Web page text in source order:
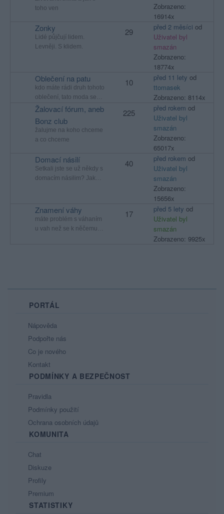
toho ven
Zobrazeno:
16914x
Zonky
Lidé půjčují lidem.
Levněji. S klidem.
29 před 2 měsíci od
Uživatel byl
smazán
Zobrazeno:
18774x
Oblečení na patu
kdo máte rádi druh tohoto
oblečení, tato moda se…
10 před 11 lety od
ttomasek
Zobrazeno: 8114x
Žalovací fórum, aneb
Bonz club
žalujme na koho chceme
a co chceme
225 před rokem od
Uživatel byl
smazán
Zobrazeno:
65017x
Domací násilí
Setkali jste se už někdy s
domacím násilim? Jak…
40 před rokem od
Uživatel byl
smazán
Zobrazeno:
15656x
Znamení váhy
máte problém s váhaním
u vah než se k něčemu…
17 před 5 lety od
Uživatel byl
smazán
Zobrazeno: 9925x
PORTÁL
Nápověda
Podpořte nás
Co je nového
Kontakt
PODMÍNKY A BEZPEČNOST
Pravidla
Podmínky použití
Ochrana osobních údajů
KOMUNITA
Chat
Diskuze
Profily
Premium
STATISTIKY